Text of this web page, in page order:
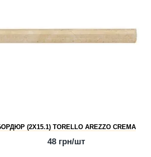
(2Х15.1) TORELLO AREZZO CREMA
48 грн/шт